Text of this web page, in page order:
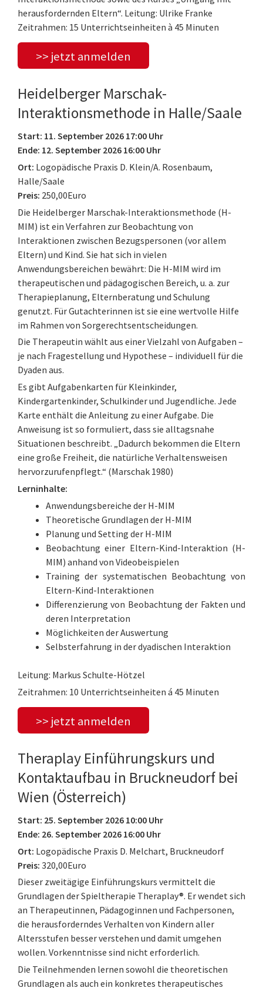
herausfordernden Eltern“. Leitung: Ulrike Franke
Zeitrahmen: 15 Unterrichtseinheiten à 45 Minuten
>> jetzt anmelden
Heidelberger Marschak-
Interaktionsmethode in Halle/Saale
Start: 11. September 2026 17:00 Uhr
Ende: 12. September 2026 16:00 Uhr
Ort: Logopädische Praxis D. Klein/A. Rosenbaum,
Halle/Saale
Preis: 250,00Euro
Die Heidelberger Marschak-Interaktionsmethode (H-
MIM) ist ein Verfahren zur Beobachtung von
Interaktionen zwischen Bezugspersonen (vor allem
Eltern) und Kind. Sie hat sich in vielen
Anwendungsbereichen bewährt: Die H-MIM wird im
therapeutischen und pädagogischen Bereich, u. a. zur
Therapieplanung, Elternberatung und Schulung
genutzt. Für Gutachterinnen ist sie eine wertvolle Hilfe
im Rahmen von Sorgerechtsentscheidungen.
Die Therapeutin wählt aus einer Vielzahl von Aufgaben –
je nach Fragestellung und Hypothese – individuell für die
Dyaden aus.
Es gibt Aufgabenkarten für Kleinkinder,
Kindergartenkinder, Schulkinder und Jugendliche. Jede
Karte enthält die Anleitung zu einer Aufgabe. Die
Anweisung ist so formuliert, dass sie alltagsnahe
Situationen beschreibt. „Dadurch bekommen die Eltern
eine große Freiheit, die natürliche Verhaltensweisen
hervorzurufenpflegt.“ (Marschak 1980)
Lerninhalte:
Anwendungsbereiche der H-MIM
Theoretische Grundlagen der H-MIM
Planung und Setting der H-MIM
Beobachtung einer Eltern-Kind-Interaktion (H-
MIM) anhand von Videobeispielen
Training der systematischen Beobachtung von
Eltern-Kind-Interaktionen
Differenzierung von Beobachtung der Fakten und
deren Interpretation
Möglichkeiten der Auswertung
Selbsterfahrung in der dyadischen Interaktion
Leitung: Markus Schulte-Hötzel
Zeitrahmen: 10 Unterrichtseinheiten á 45 Minuten
>> jetzt anmelden
Theraplay Einführungskurs und
Kontaktaufbau in Bruckneudorf bei
Wien (Österreich)
Start: 25. September 2026 10:00 Uhr
Ende: 26. September 2026 16:00 Uhr
Ort: Logopädische Praxis D. Melchart, Bruckneudorf
Preis: 320,00Euro
Dieser zweitägige Einführungskurs vermittelt die
Grundlagen der Spieltherapie Theraplay®. Er wendet sich
an Therapeutinnen, Pädagoginnen und Fachpersonen,
die herausforderndes Verhalten von Kindern aller
Altersstufen besser verstehen und damit umgehen
wollen. Vorkenntnisse sind nicht erforderlich.
Die Teilnehmenden lernen sowohl die theoretischen
Grundlagen als auch ein konkretes therapeutisches